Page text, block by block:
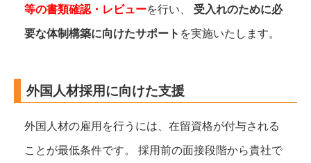
等の書類確認・レビューを行い、 受入れのために必
要な体制構築に向けたサポート を実施いたします。
外国人材採用に向けた支援
外国人材の雇用を行うには、在留資格が付与される
ことが最低条件です。 採用前の面接段階から貴社で